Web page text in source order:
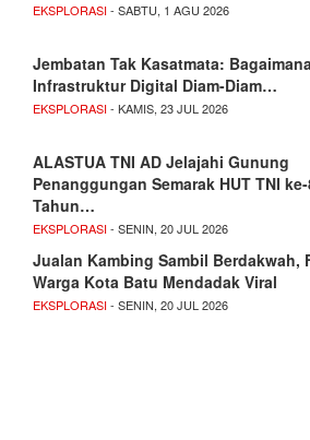
EKSPLORASI- SABTU, 1 AGU 2026
Jembatan Tak Kasatmata:
Infrastruktur Digital Diam-Diam…
EKSPLORASI- KAMIS, 23 JUL 2026
ALASTUA TNI AD Jelajahi Gunung
Penanggungan Semarak HUT TNI ke-
Tahun…
EKSPLORASI- SENIN, 20 JUL 2026
Jualan Kambing Sambil Berdakwah,
Warga Kota Batu Mendadak Viral
EKSPLORASI- SENIN, 20 JUL 2026